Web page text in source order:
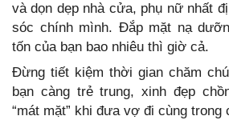
và dọn dẹp nhà cửa, phụ nữ nhất
sóc chính mình. Đắp mặt nạ
tốn của bạn bao nhiêu thì giờ cả.
Đừng tiết kiệm thời gian chăm
bạn càng trẻ trung, xinh đẹp
“mát mặt” khi đưa vợ đi cùng trong